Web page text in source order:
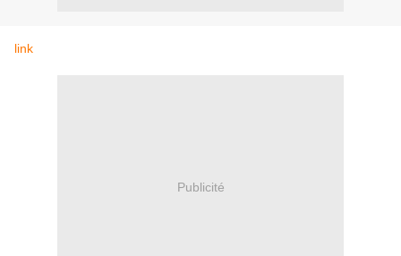
link
Publicité